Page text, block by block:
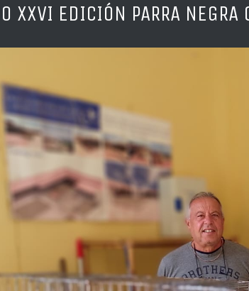
XXVI EDICIÓN PARRA NEGRA